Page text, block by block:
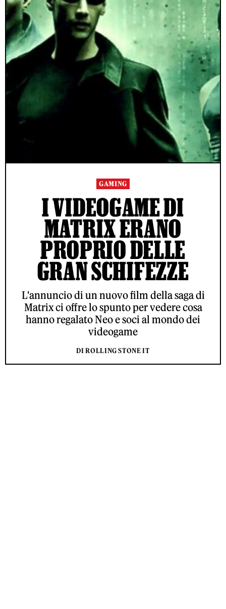
GAMING
I VIDEOGAME DI
MATRIX ERANO
PROPRIO DELLE
GRAN SCHIFEZZE
L'annuncio di un nuovo film della saga di
Matrix ci offre lo spunto per vedere cosa
hanno regalato Neo e soci al mondo dei
videogame
DI ROLLING STONE IT